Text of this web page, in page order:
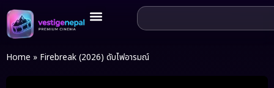
Home » Firebreak (2026) ดับไฟอารมณ์